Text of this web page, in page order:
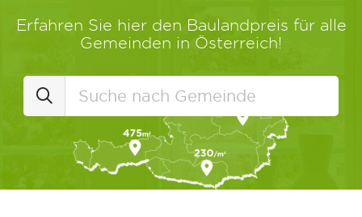
Erfahren Sie hier den Baulandpreis für alle
Gemeinden in Österreich!